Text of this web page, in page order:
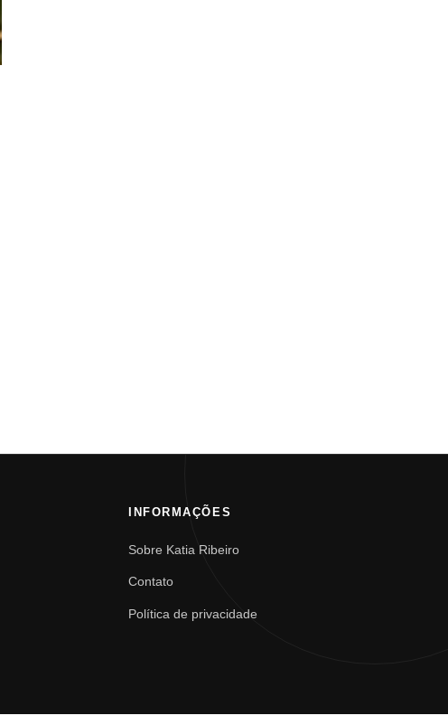
INFORMAÇÕES
Sobre Katia Ribeiro
Contato
Política de privacidade